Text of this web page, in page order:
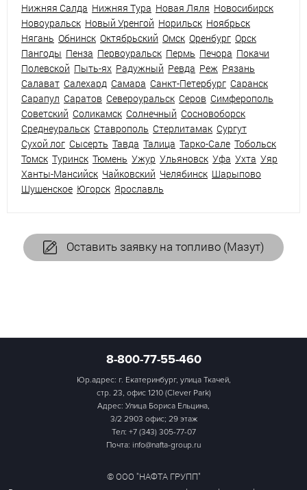
Нижняя Салда Нижняя Тура Новая Ляля Новосибирск
Новоуральск Новый Уренгой Норильск Ноябрьск
Нягань Обнинск Октябрьский Омск Оренбург Орск
Пангоды Пенза Первоуральск Пермь Печора Покачи
Полевской Пыть-ях Радужный Ревда Реж Рязань
Салават Салехард Самара Санкт-Петербург Саранск
Сарапул Саратов Североуральск Серов Симферополь
Советский Соликамск Солнечный Сосновоборск
Среднеуральск Ставрополь Стерлитамак Сургут
Сухой лог Сысерть Тавда Талица Тарко-Сале Тобольск
Томск Туринск Тюмень Ужур Ульяновск Уфа Ухта Уяр
Ханты-Мансийск Чайковский Челябинск Шарыпово
Шушенское Югорск Ярославль
Оставить заявку на топливо (Мазут)
8-800-77-55-460
Юр.адрес: г. Екатеринбург, улица Ткачей,
стр. 23, офис 1210 (Clever Park)
Адрес: Улица Бориса Ельцина,
3/2 2903 офис; 29 этаж
Тел: +7 (343) 305-77-07
Почта: info@nafta-group.ru
© ООО "НАФТА ГРУПП"